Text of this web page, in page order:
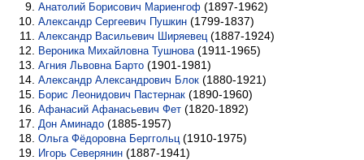
Анатолий Борисович Мариенгоф (1897-1962)
Александр Сергеевич Пушкин (1799-1837)
Александр Васильевич Ширяевец (1887-1924)
Вероника Михайловна Тушнова (1911-1965)
Агния Львовна Барто (1901-1981)
Александр Александрович Блок (1880-1921)
Борис Леонидович Пастернак (1890-1960)
Афанасий Афанасьевич Фет (1820-1892)
Дон Аминадо (1885-1957)
Ольга Фёдоровна Берггольц (1910-1975)
Игорь Северянин (1887-1941)